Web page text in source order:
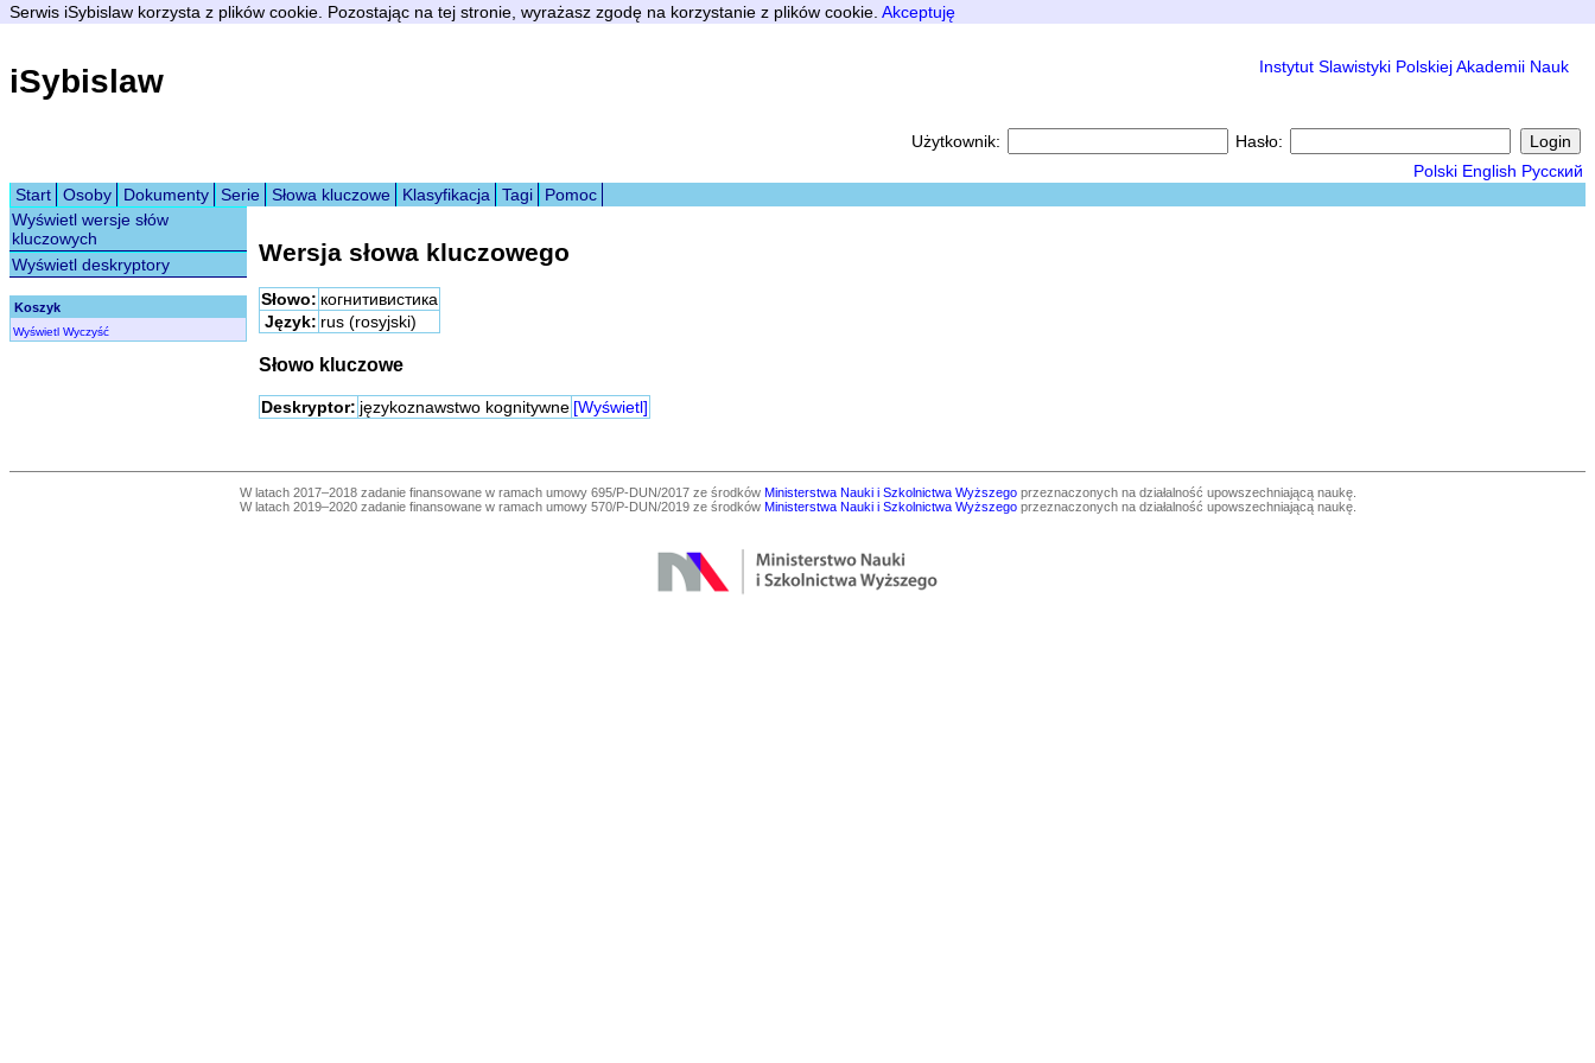
Serwis iSybislaw korzysta z plików cookie. Pozostając na tej stronie, wyrażasz zgodę na korzystanie z plików cookie. Akceptuję
iSybislaw Instytut Slawistyki Polskiej Akademii Nauk
Użytkownik:
Hasło:
Polski English Русский
Start
Osoby Dokumenty Serie Słowa kluczowe Klasyfikacja Tagi
Pomoc
Wyświetl wersje słów
kluczowych
Wyświetl deskryptory
Koszyk
Wyświetl Wyczyść
Wersja słowa kluczowego
Słowo: когнитивистика
Język: rus (rosyjski)
Słowo kluczowe
Deskryptor: językoznawstwo kognitywne [Wyświetl]
W latach 2017–2018 zadanie finansowane w ramach umowy 695/P-DUN/2017 ze środków Ministerstwa Nauki i Szkolnictwa Wyższegoprzeznaczonych na działalność upowszechniającą naukę.
W latach 2019–2020 zadanie finansowane w ramach umowy 570/P-DUN/2019 ze środków Ministerstwa Nauki i Szkolnictwa Wyższegoprzeznaczonych na działalność upowszechniającą naukę.